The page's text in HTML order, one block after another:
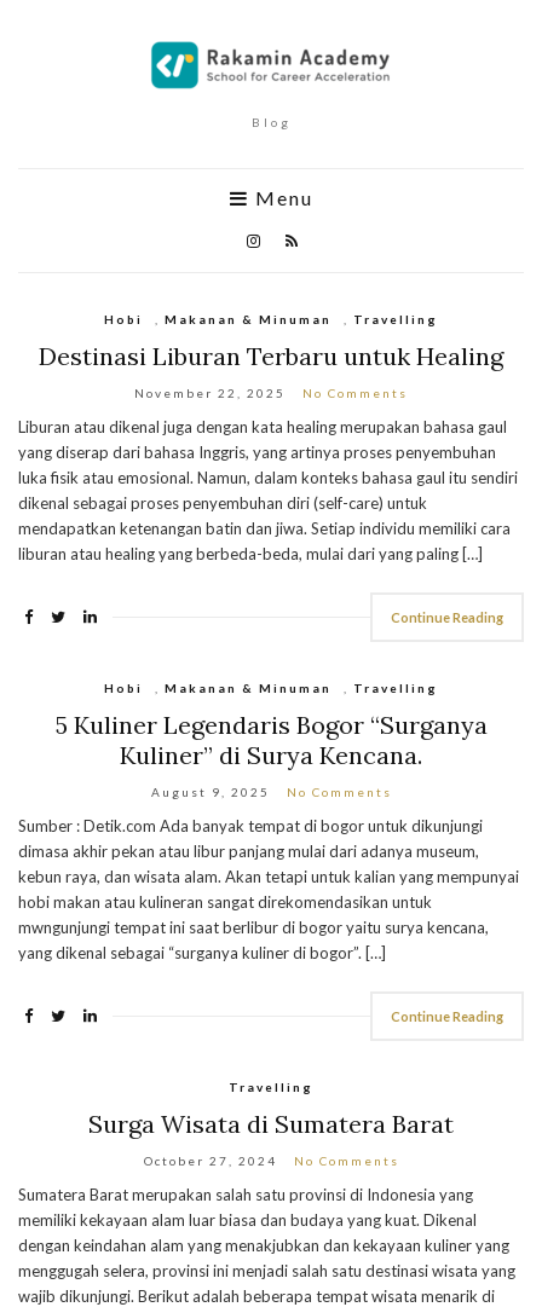
Blog
Menu
Hobi Makanan & Minuman Travelling
Destinasi Liburan Terbaru untuk Healing
November 22, 2025 No Comments
Liburan atau dikenal juga dengan kata healing merupakan bahasa gaul
yang diserap dari bahasa Inggris, yang artinya proses penyembuhan
luka fisik atau emosional. Namun, dalam konteks bahasa gaul itu sendiri
dikenal sebagai proses penyembuhan diri (self-care) untuk
mendapatkan ketenangan batin dan jiwa. Setiap individu memiliki cara
liburan atau healing yang berbeda-beda, mulai dari yang paling […]
Continue Reading
Hobi Makanan & Minuman Travelling
5 Kuliner Legendaris Bogor “Surganya
Kuliner” di Surya Kencana.
August 9, 2025 No Comments
Sumber : Detik.com Ada banyak tempat di bogor untuk dikunjungi
dimasa akhir pekan atau libur panjang mulai dari adanya museum,
kebun raya, dan wisata alam. Akan tetapi untuk kalian yang mempunyai
hobi makan atau kulineran sangat direkomendasikan untuk
mwngunjungi tempat ini saat berlibur di bogor yaitu surya kencana,
yang dikenal sebagai “surganya kuliner di bogor”. […]
Continue Reading
Travelling
Surga Wisata di Sumatera Barat
October 27, 2024 No Comments
Sumatera Barat merupakan salah satu provinsi di Indonesia yang
memiliki kekayaan alam luar biasa dan budaya yang kuat. Dikenal
dengan keindahan alam yang menakjubkan dan kekayaan kuliner yang
menggugah selera, provinsi ini menjadi salah satu destinasi wisata yang
wajib dikunjungi. Berikut adalah beberapa tempat wisata menarik di